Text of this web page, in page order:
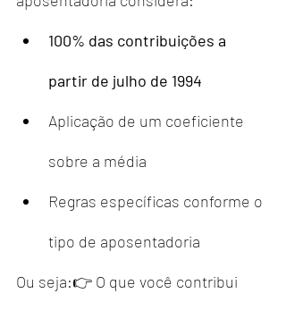
100% das contribuições a
partir de julho de 1994
Aplicação de um coeficiente
sobre a média
Regras específicas conforme o
tipo de aposentadoria
Ou seja:👉 O que você contribui